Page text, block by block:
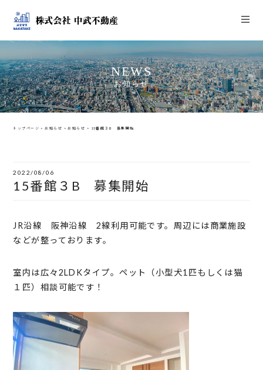
NEWS
お知らせ
トップページ >お知らせ >お知らせ > 15番館３B 募集開始
2022/08/06
15番館３B 募集開始
JR沿線 阪神沿線 2線利用可能です。周辺には商業施設
などが整っております。
室内は広々2LDKタイプ。ペット（小型犬1匹もしくは猫
１匹）相談可能です！